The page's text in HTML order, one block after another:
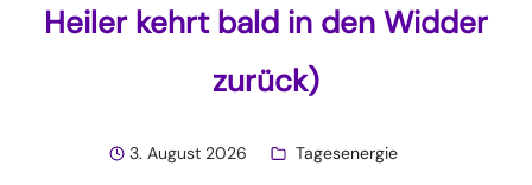
Heiler kehrt bald in den Widder
zurück)
3. August 2026 Tagesenergie